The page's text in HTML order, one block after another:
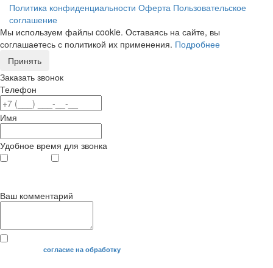
Политика конфиденциальности Оферта Пользовательское
соглашение
Мы используем файлы cookie. Оставаясь на сайте, вы
соглашаетесь с политикой их применения. Подробнее
Принять
Заказать звонок
Телефон
Имя
Удобное время для звонка
Ваш комментарий
Я даю своесогласие на обработку